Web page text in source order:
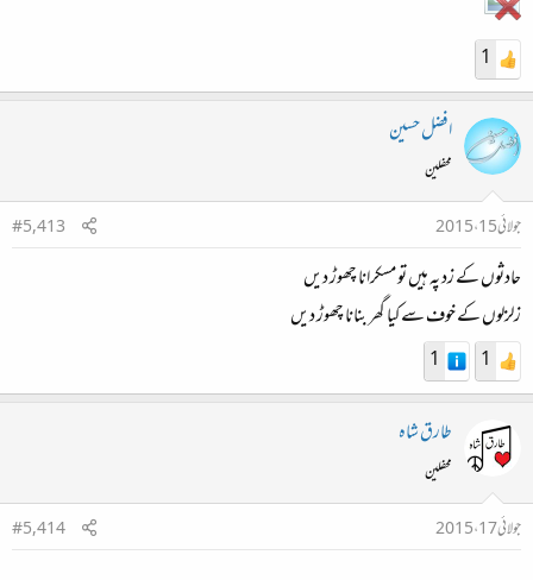
1
افضل حسین
محفلین
جولائی 15، 2015
#5,413
حادثوں کے زد پہ ہیں تو مسکرانا چھوڑ دیں
زلزلوں کے خوف سے کیا گھر بنانا چھوڑ دیں
1
1
طارق شاہ
محفلین
جولائی 17، 2015
#5,414